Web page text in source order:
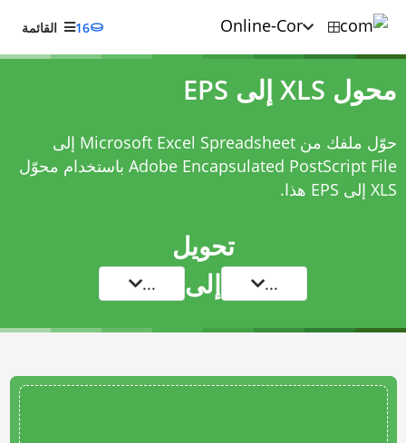
16 القائمة
محول XLS إلى EPS
حوّل ملفك من Microsoft Excel Spreadsheet إلى
Adobe Encapsulated PostScript File باستخدام
محوّل
XLS إلى EPS
هذا.
تحويل
... إلى ...